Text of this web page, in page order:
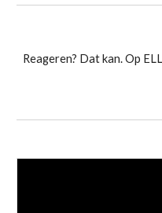
Reageren? Dat kan. Op